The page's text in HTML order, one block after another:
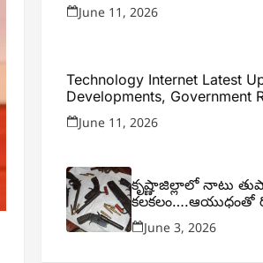
June 11, 2026
Technology Internet Latest
Developments, Government
Expert Analysis
June 11, 2026
కృష్ణాజిల్లాలో నాటు
కలకలం….ఆయుధంతో
June 3, 2026